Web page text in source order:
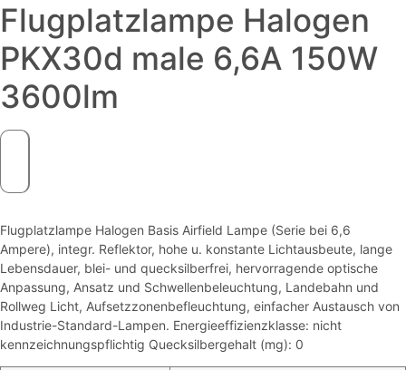
Flugplatzlampe Halogen
PKX30d male 6,6A 150W
3600lm
Flugplatzlampe Halogen Basis Airfield Lampe (Serie bei 6,6
Ampere), integr. Reflektor, hohe u. konstante Lichtausbeute, lange
Lebensdauer, blei- und quecksilberfrei, hervorragende optische
Anpassung, Ansatz und Schwellenbeleuchtung, Landebahn und
Rollweg Licht, Aufsetzzonenbefleuchtung, einfacher Austausch von
Industrie-Standard-Lampen. Energieeffizienzklasse: nicht
kennzeichnungspflichtig Quecksilbergehalt (mg): 0